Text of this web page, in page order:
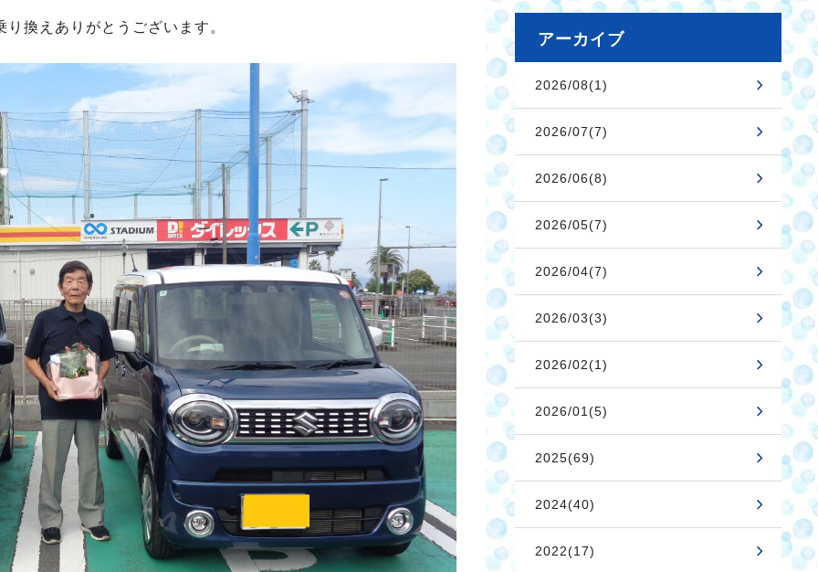
換えありがとうございます。
アーカイブ
2026/08(1)
2026/07(7)
2026/06(8)
2026/05(7)
2026/04(7)
2026/03(3)
2026/02(1)
2026/01(5)
2025(69)
2024(40)
2022(17)